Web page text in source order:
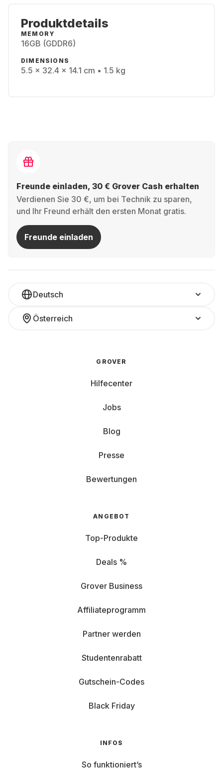
Produktdetails
MEMORY
16GB (GDDR6)
DIMENSIONS
5.5 x 32.4 x 14.1 cm • 1.5 kg
Freunde einladen, 30 € Grover Cash erhalten
Verdienen Sie 30 €, um bei Technik zu sparen,
und Ihr Freund erhält den ersten Monat gratis.
Freunde einladen
Deutsch
Österreich
GROVER
Hilfecenter
Jobs
Blog
Presse
Bewertungen
ANGEBOT
Top-Produkte
Deals %
Grover Business
Affiliateprogramm
Partner werden
Studentenrabatt
Gutschein-Codes
Black Friday
INFOS
So funktioniert’s